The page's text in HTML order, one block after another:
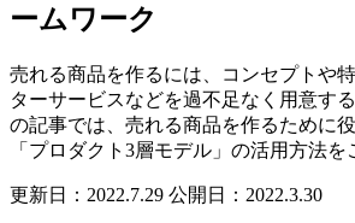
ームワーク
売れる商品を作るには、コンセプトや
ターサービスなどを過不足なく用意す
の記事では、売れる商品を作るために
「プロダクト3層モデル」の活用方法を
更新日：2022.7.29 公開日：2022.3.30